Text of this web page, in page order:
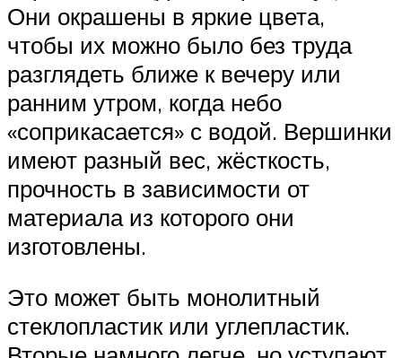
Они окрашены в яркие цвета,
чтобы их можно было без труда
разглядеть ближе к вечеру или
ранним утром, когда небо
«соприкасается» с водой. Вершинки
имеют разный вес, жёсткость,
прочность в зависимости от
материала из которого они
изготовлены.
Это может быть монолитный
стеклопластик или углепластик.